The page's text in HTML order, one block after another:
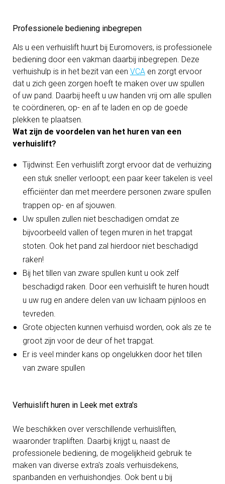
Professionele bediening inbegrepen
Als u een verhuislift huurt bij Euromovers, is professionele
bediening door een vakman daarbij inbegrepen. Deze
verhuishulp is in het bezit van een VCA en zorgt ervoor
dat u zich geen zorgen hoeft te maken over uw spullen
of uw pand. Daarbij heeft u uw handen vrij om alle spullen
te coördineren, op- en af te laden en op de goede
plekken te plaatsen.
Wat zijn de voordelen van het huren van een
verhuislift?
Tijdwinst: Een verhuislift zorgt ervoor dat de verhuizing
een stuk sneller verloopt; een paar keer takelen is veel
efficiënter dan met meerdere personen zware spullen
trappen op- en af sjouwen.
Uw spullen zullen niet beschadigen omdat ze
bijvoorbeeld vallen of tegen muren in het trapgat
stoten. Ook het pand zal hierdoor niet beschadigd
raken!
Bij het tillen van zware spullen kunt u ook zelf
beschadigd raken. Door een verhuislift te huren houdt
u uw rug en andere delen van uw lichaam pijnloos en
tevreden.
Grote objecten kunnen verhuisd worden, ook als ze te
groot zijn voor de deur of het trapgat.
Er is veel minder kans op ongelukken door het tillen
van zware spullen
Verhuislift huren in Leek met extra's
We beschikken over verschillende verhuisliften,
waaronder trapliften. Daarbij krijgt u, naast de
professionele bediening, de mogelijkheid gebruik te
maken van diverse extra's zoals verhuisdekens,
spanbanden en verhuishondjes. Ook bent u bij